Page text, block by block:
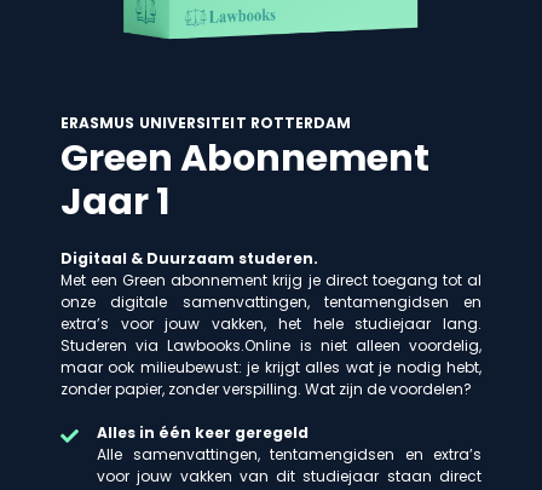
ERASMUS UNIVERSITEIT ROTTERDAM
Green Abonnement
Jaar 1
Digitaal & Duurzaam studeren.
Met een Green abonnement krijg je direct toegang tot al
onze digitale samenvattingen, tentamengidsen en
extra’s voor jouw vakken, het hele studiejaar lang.
Studeren via Lawbooks.Online is niet alleen voordelig,
maar ook milieubewust: je krijgt alles wat je nodig hebt,
zonder papier, zonder verspilling. Wat zijn de voordelen?
Alles in één keer geregeld
Alle samenvattingen, tentamengidsen en extra’s
voor jouw vakken van dit studiejaar staan direct